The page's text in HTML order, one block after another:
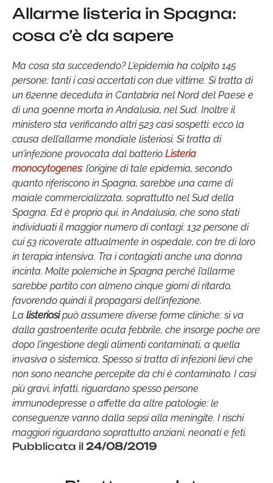
Allarme listeria in Spagna:
cosa c’è da sapere
Ma cosa sta succedendo? L’epidemia ha colpito 145
persone: tanti i casi accertati con due vittime. Si tratta di
un 62enne deceduta in Cantabria nel Nord del Paese e
di una 90enne morta in Andalusia, nel Sud. Inoltre il
ministero sta verificando altri 523 casi sospetti: ecco la
causa dell’allarme mondiale listeriosi. Si tratta di
un’infezione provocata dal batterio Listeria
monocytogenes: l’origine di tale epidemia, secondo
quanto riferiscono in Spagna, sarebbe una carne di
maiale commercializzata, soprattutto nel Sud della
Spagna. Ed è proprio qui, in Andalusia, che sono stati
individuati il maggior numero di contagi: 132 persone di
cui 53 ricoverate attualmente in ospedale, con tre di loro
in terapia intensiva. Tra i contagiati anche una donna
incinta. Molte polemiche in Spagna perché l’allarme
sarebbe partito con almeno cinque giorni di ritardo,
favorendo quindi il propagarsi dell’infezione.
La listeriosipuò assumere diverse forme cliniche: si va
dalla gastroenterite acuta febbrile, che insorge poche ore
dopo l’ingestione degli alimenti contaminati, a quella
invasiva o sistemica. Spesso si tratta di infezioni lievi che
non sono neanche percepite da chi è contaminato. I casi
più gravi, infatti, riguardano spesso persone
immunodepresse o affette da altre patologie: le
conseguenze vanno dalla sepsi alla meningite. I rischi
maggiori riguardano soprattutto anziani, neonati e feti.
Pubblicata il 24/08/2019